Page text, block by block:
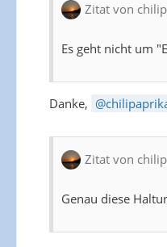
Zitat von
Es geht nicht um
Danke,
Zitat von
Genau diese